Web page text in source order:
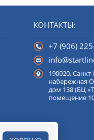
КОНТАКТЫ:
+7 (906)
190020,
набережная
дом 138 (БЦ
помещение